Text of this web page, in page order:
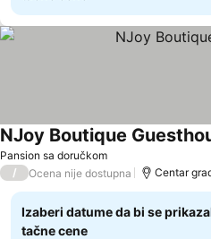
Pansion sa doručkom
NJoy Boutique
/ Ocena nije dostupna Centar
Izaberi datume da bi se
tačne cene